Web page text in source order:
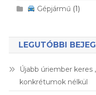
Gépjármű (1)
LEGUTÓBBI
Újabb úriember
konkrétumok nélkül